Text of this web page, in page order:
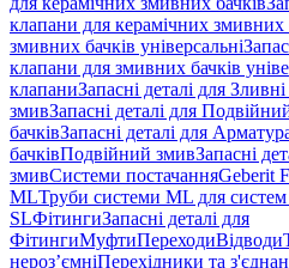
клапани для керамічних змивних
змивних бачків універсальні
клапани для змивних бачків
клапаниЗапасні деталі для
змивЗапасні деталі для
бачкiвЗапасні деталі для
бачкiвПодвійний змивЗапасні
змивСистеми постачанняGeberit
MLТруби системи ML для
SLФітингиЗапасні деталі для
ФітингиМуфтиПереходиВідводи
нероз’ємніПерехідники та